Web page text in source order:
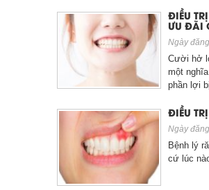
ĐIỀU
ƯU ĐÃI
Ngày
Cười hở
một
phần lợi
ĐIỀU
Ngày
Bệnh lý
cứ lúc